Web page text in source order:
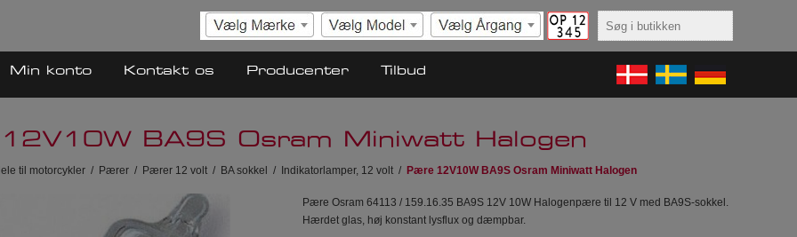
Min konto Kontakt os Producenter Tilbud
BA9S Osram Miniwatt Halogen
til motorcykler / Pærer / Pærer 12 volt / BA sokkel / Indikatorlamper, 12 volt / Pære 12V10W BA9S Osram Miniwatt Halogen
Pære Osram 64113 / 159.16.35 BA9S 12V 10W Halogenpære til 12 V med BA9S-sokkel.
Hærdet glas, høj konstant lysflux og dæmpbar.